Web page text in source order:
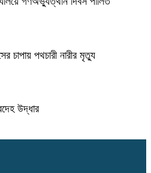
চাপায় পথচারী নারীর মৃত্যু
উদ্ধার